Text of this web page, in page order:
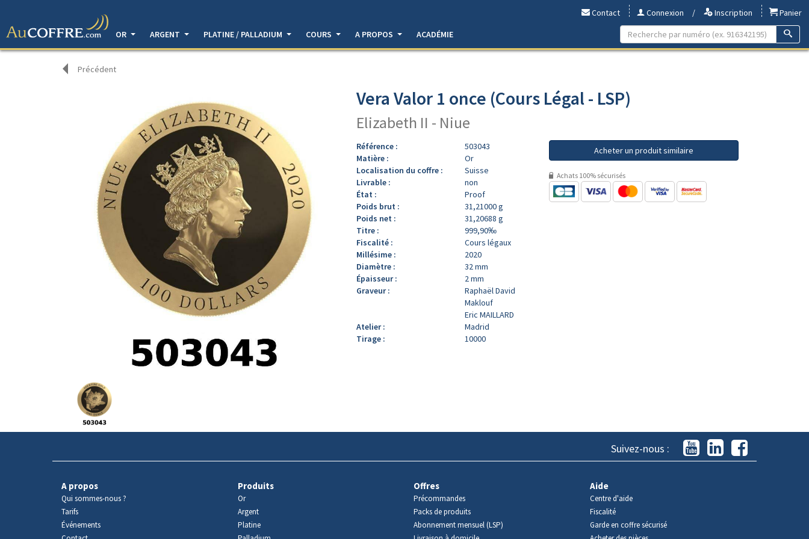
Contact Connexion / Inscription
Panier
OR
ARGENT PLATINE / PALLADIUM COURS A PROPOS ACADÉMIE
Précédent
produit
Vera Valor 1 once (Cours Légal - LSP)
Elizabeth II - Niue
Référence :
503043
Matière :
Or
Localisation du coffre :
Suisse
Livrable :
non
État :
Proof
Poids brut :
31,21000 g
Poids net :
31,20688 g
Titre :
999,90‰
Fiscalité :
Cours légaux
Millésime :
2020
Diamètre :
32 mm
Épaisseur :
2 mm
Graveur :
Raphaël David
Maklouf
Eric MAILLARD
Atelier :
Madrid
Tirage :
10000
Acheter un produit similaire
Achats 100% sécurisés
Suivez-nous :
A propos
Qui sommes-nous ?
Tarifs
Événements
Produits
Or
Argent
Platine
Offres
Précommandes
Packs de produits
Abonnement mensuel (LSP)
Aide
Centre d'aide
Fiscalité
Garde en coffre sécurisé